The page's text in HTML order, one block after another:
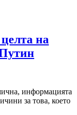
на
информацията
за това, което